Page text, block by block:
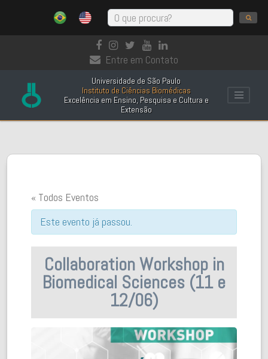
Entre em Contato
Universidade de São Paulo
Instituto de Ciências Biomédicas
Excelência em Ensino, Pesquisa e Cultura e
Extensão
« Todos Eventos
Este evento já passou.
Collaboration Workshop in
Biomedical Sciences (11 e
12/06)